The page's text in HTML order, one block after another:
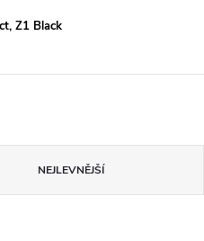
Z1 Black
NEJLEVNĚJŠÍ